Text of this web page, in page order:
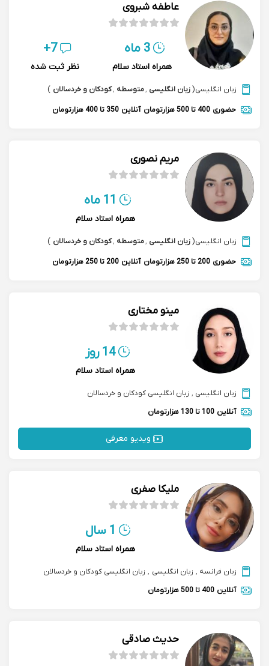
عاطفه شبروی
3 ماه
همراه استاد سلام
7+
نظر ثبت شده
زبان انگلیسی(زبان انگلیسی ,متوسطه ,کودکان و خردسالان )
حضوری 400 تا 500 هزارتومان آنلاین 350 تا 400 هزارتومان
مریم نصوری
11 ماه
همراه استاد سلام
زبان انگلیسی(زبان انگلیسی ,متوسطه ,کودکان و خردسالان )
حضوری 200 تا 250 هزارتومان آنلاین 200 تا 250 هزارتومان
مینو مختاری
14 روز
همراه استاد سلام
زبان انگلیسی , زبان انگلیسی کودکان و خردسالان
آنلاین 100 تا 130 هزارتومان
ویدیو معرفی
ملیکا صفری
1 سال
همراه استاد سلام
زبان فرانسه , زبان انگلیسی , زبان انگلیسی کودکان و خردسالان
آنلاین 400 تا 500 هزارتومان
حدیث صادقی